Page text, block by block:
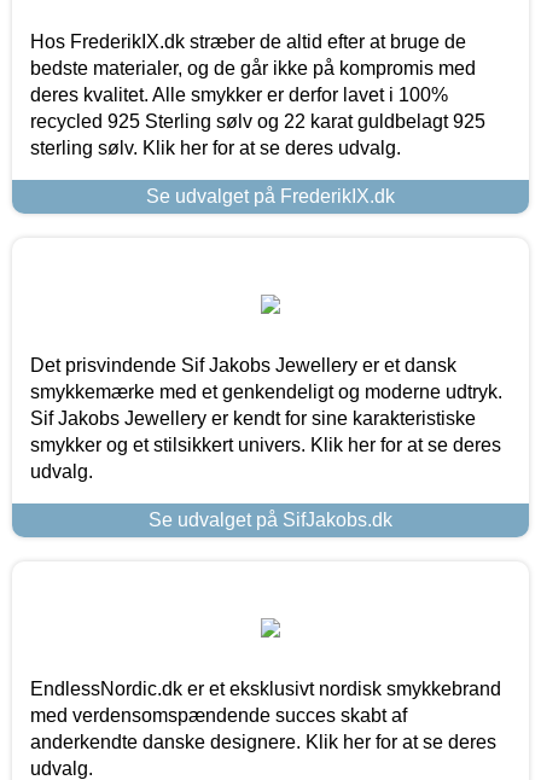
Hos FrederikIX.dk stræber de altid efter at bruge de
bedste materialer, og de går ikke på kompromis med
deres kvalitet. Alle smykker er derfor lavet i 100%
recycled 925 Sterling sølv og 22 karat guldbelagt 925
sterling sølv. Klik her for at se deres udvalg.
Se udvalget på FrederikIX.dk
Det prisvindende Sif Jakobs Jewellery er et dansk
smykkemærke med et genkendeligt og moderne udtryk.
Sif Jakobs Jewellery er kendt for sine karakteristiske
smykker og et stilsikkert univers. Klik her for at se deres
udvalg.
Se udvalget på SifJakobs.dk
EndlessNordic.dk er et eksklusivt nordisk smykkebrand
med verdensomspændende succes skabt af
anderkendte danske designere. Klik her for at se deres
udvalg.